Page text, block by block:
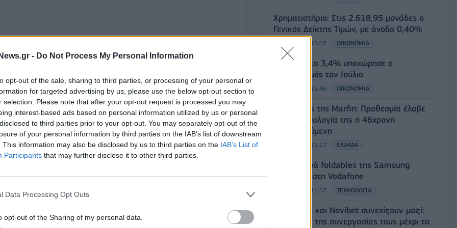
- Do Not Process My Personal Information
opt-out of the sale, sharing to third parties, or processing of your personal or
for targeted advertising by us, please use the below opt-out section to
selection. Please note that after your opt-out request is processed you may
interest-based ads based on personal information utilized by us or personal
to third parties prior to your opt-out. You may separately opt-out of the
of your personal information by third parties on the IAB’s list of downstream
This information may also be disclosed by us to third parties on the IAB’s List of
Participants that may further disclose it to other third parties.
Data Processing Opt Outs
opt-out of the Sharing of my personal data.
μέχρι οχήματα, σε δεκάδες λιμάνια από το
για την οποία αναλυτές προειδοποιούν ότι
κάθε ημέρα και θα ενισχύσει τον
Association (ILA),που εκπροσωπεί 45.000
οργανισμό United States Maritime Alliance
εργασίας πριν από την προθεσμία που
ανάμεσα στον United States Maritime
Association (ILA), πραγματοποιείται στάση
Χρηματιστήριο: Στις 2.618,95 μονάδες ο
Γενικός Δείκτης Τιμών, με άνοδο 0,40%
07/08/2026 - 13:07 ΟΙΚΟΝΟΜΙΑ
ΕΛΣΤΑΤ: Στο 3,4% υποχώρησε ο
πληθωρισμός τον Ιούλιο
07/08/2026 - 12:46 ΟΙΚΟΝΟΜΙΑ
Εμπρησμός της Marfin: Προθεσμία έλαβε
για την απολογία της η 46χρονη
κατηγορούμενη
07/08/2026 - 12:27 ΕΛΛΑΔΑ
Η νέα σειρά foldables της Samsung
διαθέσιμη στη Vodafone
07/08/2026 - 11:57 ΤΕΧΝΟΛΟΓΙΑ
Ατρόμητος και Novibet συνεχίζουν μαζί:
Ανανέωση της συνεργασίας τους μέχρι το